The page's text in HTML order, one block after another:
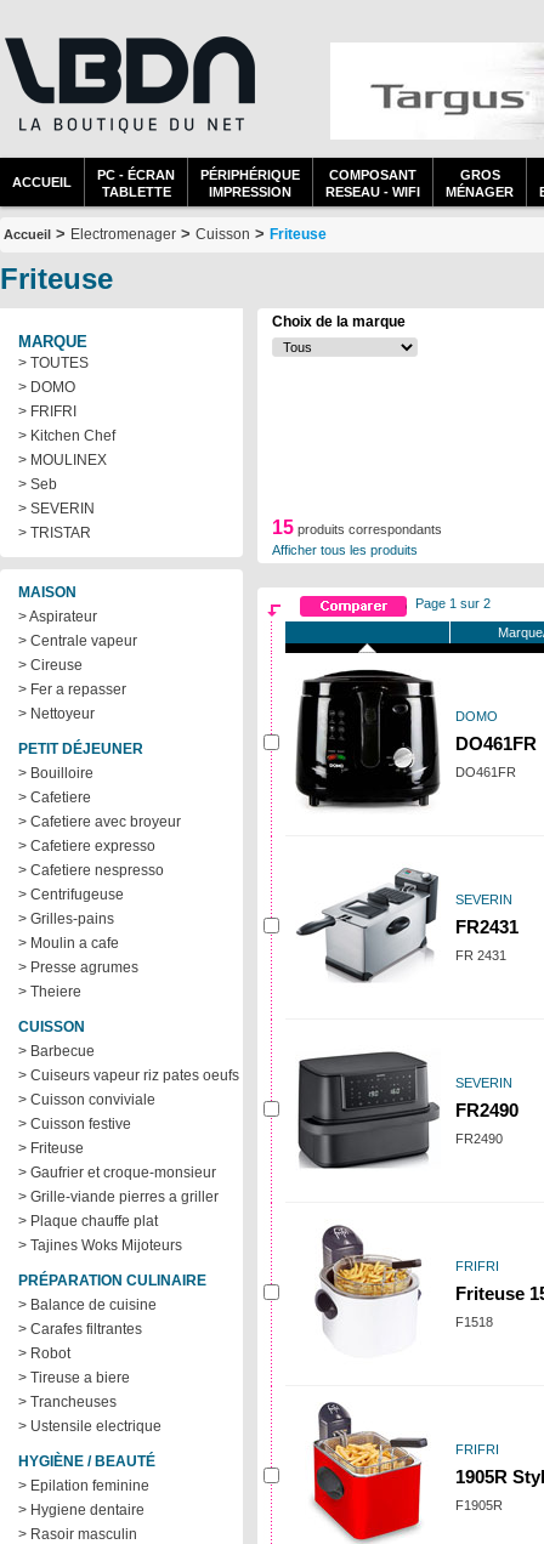
ACCUEIL
PC - ÉCRAN
TABLETTE
PÉRIPHÉRIQUE
IMPRESSION
COMPOSANT
RESEAU - WIFI
GROS
MÉNAGER
Accueil > Electromenager > Cuisson > Friteuse
Friteuse
MARQUE
> TOUTES
> DOMO
> FRIFRI
> Kitchen Chef
> MOULINEX
> Seb
> SEVERIN
> TRISTAR
MAISON
> Aspirateur
> Centrale vapeur
> Cireuse
> Fer a repasser
> Nettoyeur
PETIT DÉJEUNER
> Bouilloire
> Cafetiere
> Cafetiere avec broyeur
> Cafetiere expresso
> Cafetiere nespresso
> Centrifugeuse
> Grilles-pains
> Moulin a cafe
> Presse agrumes
> Theiere
CUISSON
> Barbecue
> Cuiseurs vapeur riz pates oeufs
> Cuisson conviviale
> Cuisson festive
> Friteuse
> Gaufrier et croque-monsieur
> Grille-viande pierres a griller
> Plaque chauffe plat
> Tajines Woks Mijoteurs
PRÉPARATION CULINAIRE
> Balance de cuisine
> Carafes filtrantes
> Robot
> Tireuse a biere
> Trancheuses
> Ustensile electrique
HYGIÈNE / BEAUTÉ
> Epilation feminine
> Hygiene dentaire
> Rasoir masculin
Choix de la marque
15 produits correspondants
Afficher tous les produits
Page 1 sur 2
DOMO
DO461FR
DO461FR
SEVERIN
FR2431
FR 2431
SEVERIN
FR2490
FR2490
FRIFRI
Friteuse
F1518
FRIFRI
1905R
F1905R